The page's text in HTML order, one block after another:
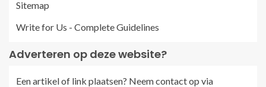
Sitemap
Write for Us - Complete Guidelines
Adverteren op deze website?
Een artikel of link plaatsen? Neem contact op via